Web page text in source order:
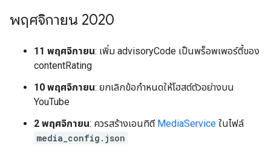
พฤศจิกายน 2020
11 พฤศจิกายน: เพิ่ม advisoryCode เป็นพร็อพเพอร์ตี้ของ
contentRating
10 พฤศจิกายน: ยกเลิกข้อกำหนดให้โฮสต์ตัวอย่างบน
YouTube
2 พฤศจิกายน: ควรสร้างเอนทิตี MediaService ในไฟล์
media_config.json